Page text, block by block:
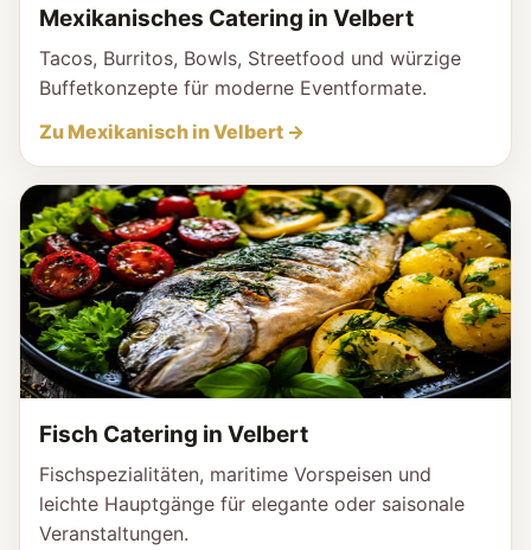
Mexikanisches Catering in Velbert
Tacos, Burritos, Bowls, Streetfood und würzige
Buffetkonzepte für moderne Eventformate.
Zu Mexikanisch in Velbert →
Fisch Catering in Velbert
Fischspezialitäten, maritime Vorspeisen und
leichte Hauptgänge für elegante oder saisonale
Veranstaltungen.